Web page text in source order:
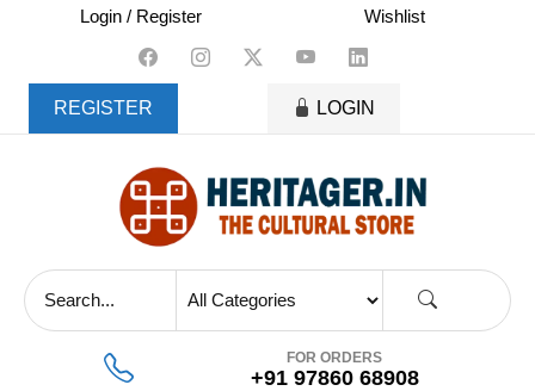
content
Login / Register Wishlist
REGISTER LOGIN
FOR ORDERS
+91 97860 68908